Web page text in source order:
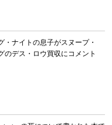
・ナイトの息子がスヌープ・
のデス・ロウ買収にコメント